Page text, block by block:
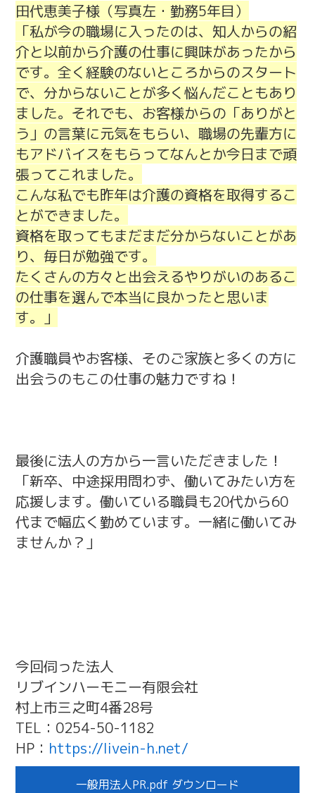
田代恵美子様（写真左・勤務5年目）
「私が今の職場に入ったのは、知人からの紹
介と以前から介護の仕事に興味があったから
です。全く経験のないところからのスタート
で、分からないことが多く悩んだこともあり
ました。それでも、お客様からの「ありがと
う」の言葉に元気をもらい、職場の先輩方に
もアドバイスをもらってなんとか今日まで頑
張ってこれました。
こんな私でも昨年は介護の資格を取得するこ
とができました。
資格を取ってもまだまだ分からないことがあ
り、毎日が勉強です。
たくさんの方々と出会えるやりがいのあるこ
の仕事を選んで本当に良かったと思いま
す。」
介護職員やお客様、そのご家族と多くの方に
出会うのもこの仕事の魅力ですね！
最後に法人の方から一言いただきました！
「新卒、中途採用問わず、働いてみたい方を
応援します。働いている職員も20代から60
代まで幅広く勤めています。一緒に働いてみ
ませんか？」
今回伺った法人
リブインハーモニー有限会社
村上市三之町4番28号
TEL：0254-50-1182
HP： https://livein-h.net/
一般用法人PR.pdf ダウンロード